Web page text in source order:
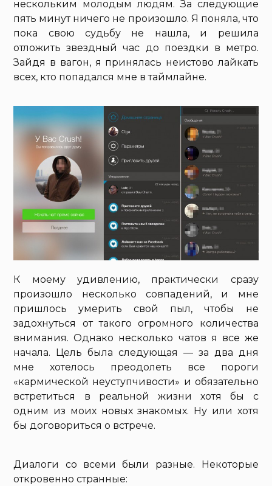
нескольким молодым людям. За следующие
пять минут ничего не произошло. Я поняла, что
пока свою судьбу не нашла, и решила
отложить звездный час до поездки в метро.
Зайдя в вагон, я принялась неистово лайкать
всех, кто попадался мне в таймлайне.
К моему удивлению, практически сразу
произошло несколько совпадений, и мне
пришлось умерить свой пыл, чтобы не
задохнуться от такого огромного количества
внимания. Однако несколько чатов я все же
начала. Цель была следующая — за два дня
мне хотелось преодолеть все пороги
«кармической неуступчивости» и обязательно
встретиться в реальной жизни хотя бы с
одним из моих новых знакомых. Ну или хотя
бы договориться о встрече.
Диалоги со всеми были разные. Некоторые
откровенно странные: